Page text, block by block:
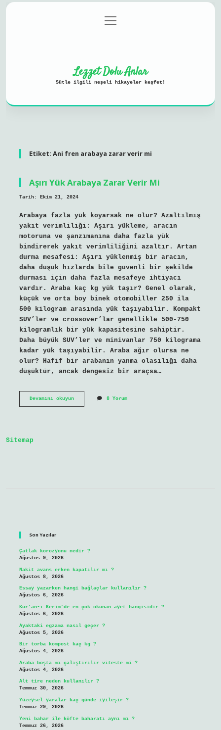
Gizlilik Politikası
menüyü
aç
Lezzet Dolu Anlar
Sütle ilgili neşeli hikayeler keşfet!
Etiket: Ani fren arabaya zarar verir mi
Aşırı Yük Arabaya Zarar Verir Mi
Tarih: Ekim 21, 2024
Arabaya fazla yük koyarsak ne olur? Azaltılmış
yakıt verimliliği: Aşırı yükleme, aracın
motoruna ve şanzımanına daha fazla yük
bindirerek yakıt verimliliğini azaltır. Artan
durma mesafesi: Aşırı yüklenmiş bir aracın,
daha düşük hızlarda bile güvenli bir şekilde
durması için daha fazla mesafeye ihtiyacı
vardır. Araba kaç kg yük taşır? Genel olarak,
küçük ve orta boy binek otomobiller 250 ila
500 kilogram arasında yük taşıyabilir. Kompakt
SUV’ler ve crossover’lar genellikle 500-750
kilogramlık bir yük kapasitesine sahiptir.
Daha büyük SUV’ler ve minivanlar 750 kilograma
kadar yük taşıyabilir. Araba ağır olursa ne
olur? Hafif bir arabanın yanma olasılığı daha
düşüktür, ancak dengesiz bir araçsa…
Devamını okuyunAşırı
8 Yorum
Sitemap
Son Yazılar
Çatlak korozyonu nedir ?
Ağustos 9, 2026
Nakit avans erken kapatılır mı ?
Ağustos 8, 2026
Essay yazarken hangi bağlaçlar kullanılır ?
Ağustos 6, 2026
Kur’an-ı Kerim’de en çok okunan ayet hangisidir ?
Ağustos 6, 2026
Ayaktaki egzama nasıl geçer ?
Ağustos 5, 2026
Bir torba kompost kaç kg ?
Ağustos 4, 2026
Araba boşta mı çalıştırılır viteste mi ?
Ağustos 4, 2026
Alt tire neden kullanılır ?
Temmuz 30, 2026
Yüzeysel yaralar kaç günde iyileşir ?
Temmuz 29, 2026
Yeni bahar ile köfte baharatı aynı mı ?
Temmuz 26, 2026